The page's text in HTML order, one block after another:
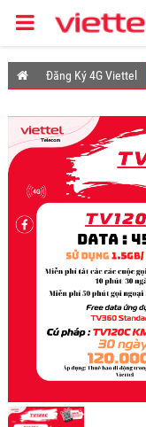
Đăng Ký 4G Viettel